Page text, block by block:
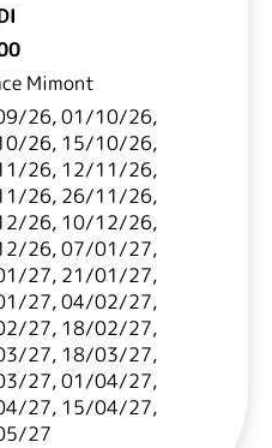
Mimont
26, 01/10/26,
26, 15/10/26,
26, 12/11/26,
26, 26/11/26,
26, 10/12/26,
26, 07/01/27,
27, 21/01/27,
27, 04/02/27,
27, 18/02/27,
27, 18/03/27,
27, 01/04/27,
27, 15/04/27,
27